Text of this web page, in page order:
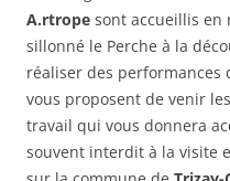
A.rtrope sont accueillis en
sillonné le Perche à la
réaliser des performances
vous proposent de venir
travail qui vous donnera
souvent interdit à la visite